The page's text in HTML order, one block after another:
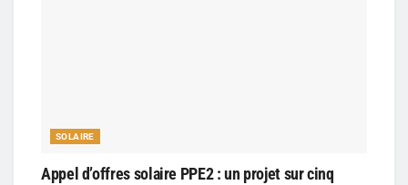
SOLAIRE
Appel d’offres solaire PPE2 : un projet sur cinq